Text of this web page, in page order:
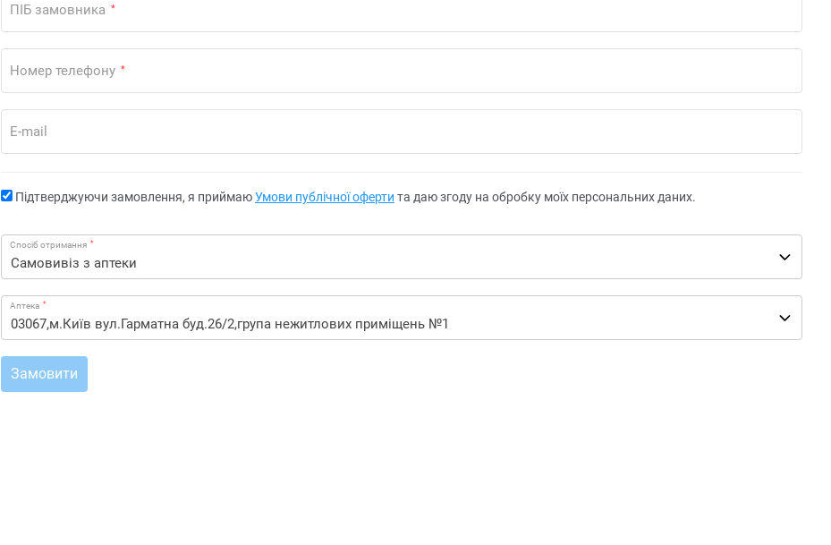
ПІБ замовника *
Номер телефону *
E-mail
Підтверджуючи замовлення, я приймаюУмови публічної оферти та даю згоду на обробку моїх персональних даних.
Спосіб отримання *
Аптека *
Замовити